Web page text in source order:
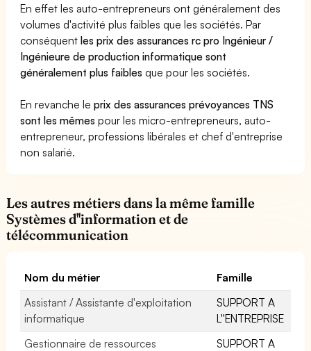
En effet les auto-entrepreneurs ont généralement des
volumes d'activité plus faibles que les sociétés. Par
conséquentles prix des assurances rc pro Ingénieur /
Ingénieure de production informatique sont
généralement plus faibles que pour les sociétés.
En revanche leprix des assurances prévoyances TNS
sont les mêmes pour les micro-entrepreneurs, auto-
entrepreneur, professions libérales et chef d'entreprise
non salarié.
Les autres métiers dans la même famille
Systèmes d''information et de
télécommunication
Nom du métier
Famille
Assistant / Assistante d'exploitation
informatique
SUPPORT A
L''ENTREPRISE
Gestionnaire de ressources
SUPPORT A